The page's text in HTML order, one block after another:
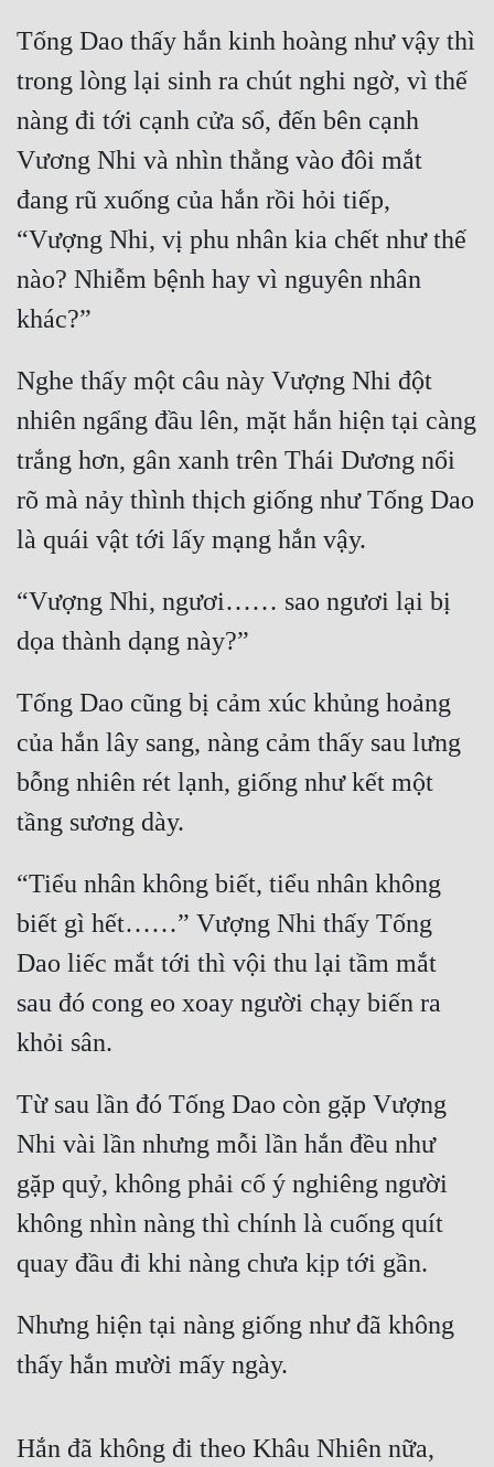
Tống Dao thấy hắn kinh hoàng như vậy thì
trong lòng lại sinh ra chút nghi ngờ, vì thế
nàng đi tới cạnh cửa sổ, đến bên cạnh
Vương Nhi và nhìn thẳng vào đôi mắt
đang rũ xuống của hắn rồi hỏi tiếp,
“Vượng Nhi, vị phu nhân kia chết như thế
nào? Nhiễm bệnh hay vì nguyên nhân
khác?”
Nghe thấy một câu này Vượng Nhi đột
nhiên ngẩng đầu lên, mặt hắn hiện tại càng
trắng hơn, gân xanh trên Thái Dương nổi
rõ mà nảy thình thịch giống như Tống Dao
là quái vật tới lấy mạng hắn vậy.
“Vượng Nhi, ngươi…… sao ngươi lại bị
dọa thành dạng này?”
Tống Dao cũng bị cảm xúc khủng hoảng
của hắn lây sang, nàng cảm thấy sau lưng
bỗng nhiên rét lạnh, giống như kết một
tầng sương dày.
“Tiểu nhân không biết, tiểu nhân không
biết gì hết……” Vượng Nhi thấy Tống
Dao liếc mắt tới thì vội thu lại tầm mắt
sau đó cong eo xoay người chạy biến ra
khỏi sân.
Từ sau lần đó Tống Dao còn gặp Vượng
Nhi vài lần nhưng mỗi lần hắn đều như
gặp quỷ, không phải cố ý nghiêng người
không nhìn nàng thì chính là cuống quít
quay đầu đi khi nàng chưa kịp tới gần.
Nhưng hiện tại nàng giống như đã không
thấy hắn mười mấy ngày.
Hắn đã không đi theo Khâu Nhiên nữa,